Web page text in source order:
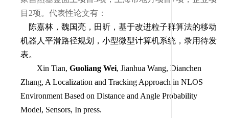
目 2项。 代表性论文有：
陈嘉林，魏国亮，田昕，基于改进粒子群算法的移动
机器人平滑路径规划，小型微型计算机系统，录用待发
表。
Xin Tian, Guoliang Wei, Jianhua Wang, Dianchen
Zhang, A Localization and Tracking Approach in NLOS
Environment Based on Distance and Angle Probability
Model, Sensors, In press.